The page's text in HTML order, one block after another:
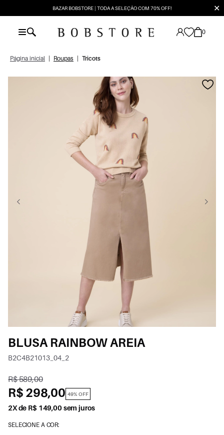
BAZAR BOBSTORE | TODA A SELEÇÃO COM 70% OFF! ✕
0
Página inicial Roupas Tricots
BLUSA RAINBOW AREIA
B2C4B21013_04_2
R$ 589,00
R$ 298,00 49% OFF
2X de R$ 149,00 sem juros
SELECIONE A COR: